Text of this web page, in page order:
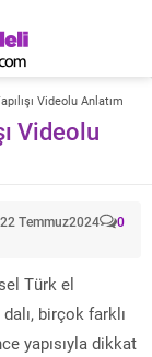
Videolu Anlatım
Videolu
22 Temmuz2024
0
Türk el
birçok farklı
yapısıyla dikkat